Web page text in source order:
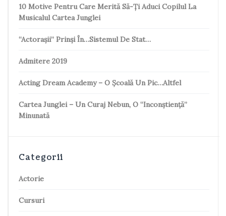
10 Motive Pentru Care Merită Să-Ți Aduci Copilul La
Musicalul Cartea Junglei
“Actorașii” Prinși În…sistemul De Stat…
Admitere 2019
Acting Dream Academy – O Școală Un Pic…altfel
Cartea Junglei – Un Curaj Nebun, O “inconștiență”
Minunată
Categorii
Actorie
Cursuri